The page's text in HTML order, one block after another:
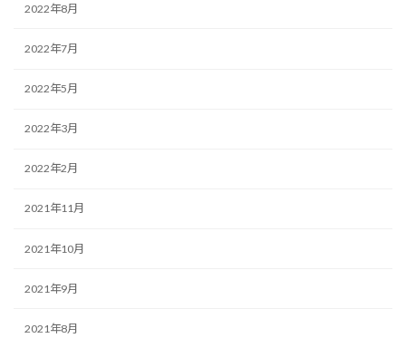
2022年8月
2022年7月
2022年5月
2022年3月
2022年2月
2021年11月
2021年10月
2021年9月
2021年8月